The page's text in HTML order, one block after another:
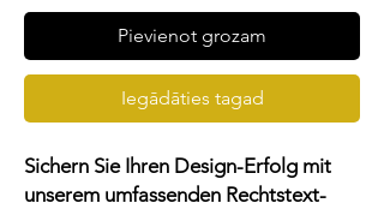
Pievienot grozam
Iegādāties tagad
Sichern Sie Ihren Design-Erfolg mit
unserem umfassenden Rechtstext-